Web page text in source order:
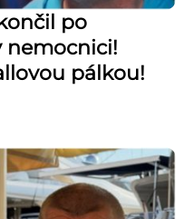
po
pálkou!